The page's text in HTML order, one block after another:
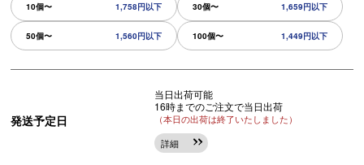
10個〜 1,758円以下 30個〜 1,659円以下
50個〜 1,560円以下 100個〜 1,449円以下
発送予定日
当日出荷可能
16時までのご注文で当日出荷
（本日の出荷は終了いたしました）
詳細